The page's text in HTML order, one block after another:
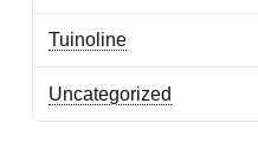
Tuinoline
Uncategorized